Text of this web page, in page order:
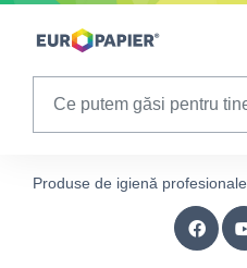
Table Of Content
Produse de igienă profesionale